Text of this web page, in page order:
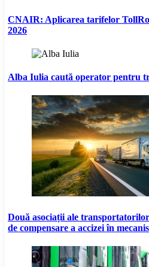
CNAIR: Aplicarea tarifelor
2026
Alba Iulia caută operator pentru
Două asociații ale
de compensare a accizei în